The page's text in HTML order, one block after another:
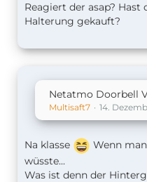
Reagiert der asap? Hast
Halterung gekauft?
Netatmo Doorbell
Multisaft7 14.
Na klasse
Wenn
wüsste...
Was ist denn der